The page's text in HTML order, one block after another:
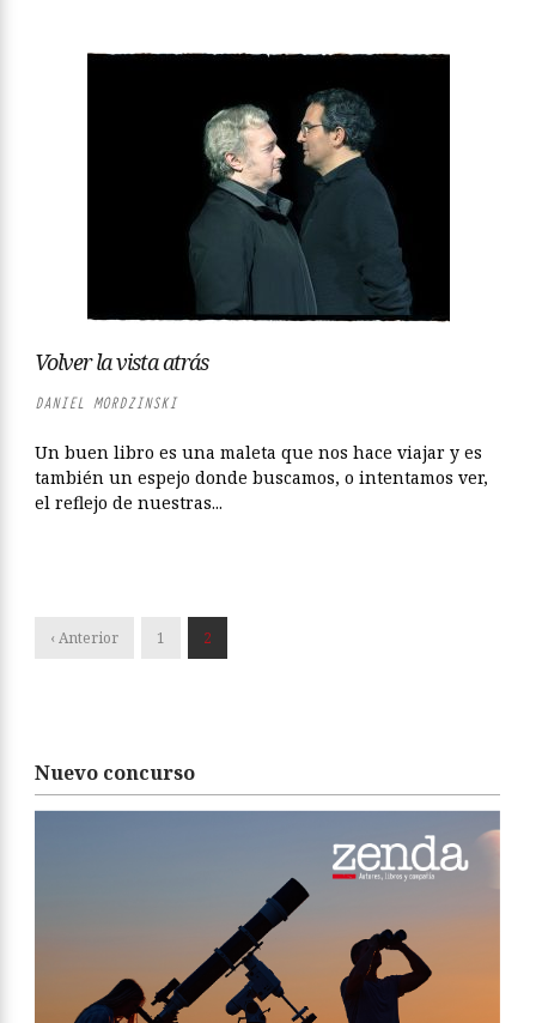
Volver la vista atrás
DANIEL MORDZINSKI
Un buen libro es una maleta que nos hace viajar y es
también un espejo donde buscamos, o intentamos ver,
el reflejo de nuestras...
‹ Anterior 1 2
Nuevo concurso